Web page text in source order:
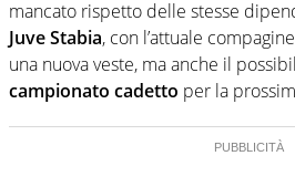
mancato rispetto delle stesse
Juve Stabia, con l’attuale
una nuova veste, ma anche il
campionato cadetto per la